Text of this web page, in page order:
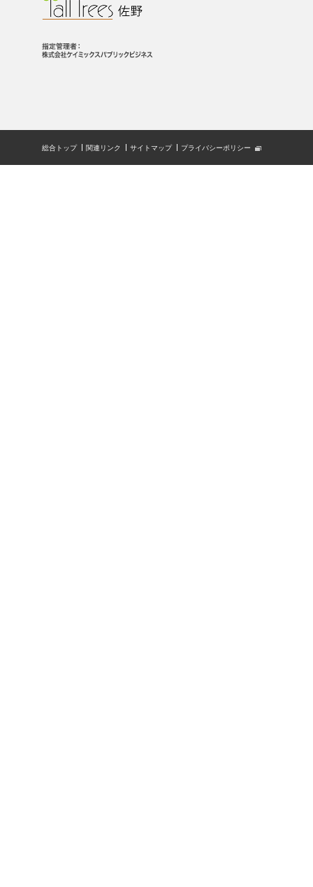
総合トップ 関連リンク サイトマップ プライバシーポリシー